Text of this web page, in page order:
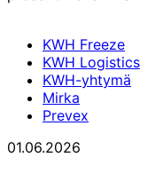
KWH Freeze
KWH Logistics
KWH-yhtymä
Mirka
Prevex
01.06.2026